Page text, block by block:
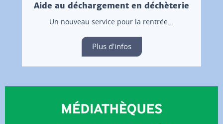
Aide au déchargement en déchèterie
Un nouveau service pour la rentrée...
Plus d'infos